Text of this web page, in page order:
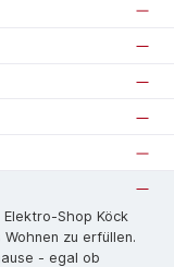
Shop Köck
zu erfüllen.
- egal ob